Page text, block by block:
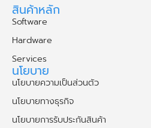
สินค้าหลัก
Software
Hardware
Services
นโยบาย
นโยบายความเป็นส่วนตัว
นโยบายทางธุรกิจ
นโยบายการรับประกันสินค้า